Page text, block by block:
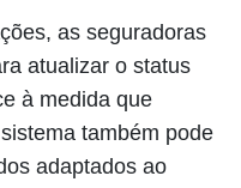
as seguradoras
atualizar o status
à medida que
também pode
adaptados ao